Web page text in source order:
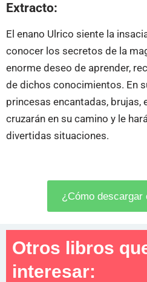
Extracto:
El enano Ulrico siente la
conocer los secretos de la
enorme deseo de aprender,
de dichos conocimientos. En
princesas encantadas, brujas,
cruzarán en su camino y le
divertidas situaciones.
¿Cómo descargar
Otros libros
interesar: